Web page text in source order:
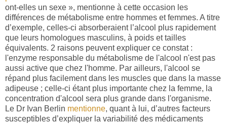
ont-elles un sexe », mentionne à cette occasion les
différences de métabolisme entre hommes et femmes. A titre
d’exemple, celles-ci absorberaient l’alcool plus rapidement
que leurs homologues masculins, à poids et tailles
équivalents. 2 raisons peuvent expliquer ce constat :
l'enzyme responsable du métabolisme de l'alcool n'est pas
aussi active que chez l'homme. Par ailleurs, l'alcool se
répand plus facilement dans les muscles que dans la masse
adipeuse ; celle-ci étant plus importante chez la femme, la
concentration d'alcool sera plus grande dans l'organisme.
Le Dr Ivan Berlin mentionne, quant à lui, d’autres facteurs
susceptibles d’expliquer la variabilité des médicaments